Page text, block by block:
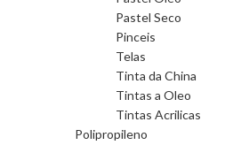
Pastel Seco
Pinceis
Telas
Tinta da China
Tintas a Oleo
Tintas Acrilicas
Polipropileno